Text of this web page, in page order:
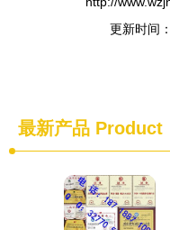
更新时间
最新产品 Product